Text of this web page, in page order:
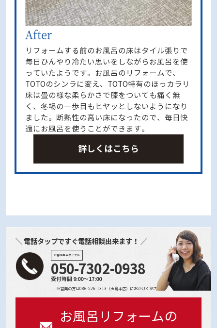
リフォームする前のお風呂の床はタイル張りで
毎日ひんやり冷たい思いをしながらお風呂を使
っていたようです。お風呂のリフォームで、
TOTOのシンラに変え、TOTO特有のほっカラリ
床は畳の様な柔らかさで膝をついても痛く無
く、冬場の一歩目もヒヤッとしないようになり
ました。断熱性の高い床になったので、毎日快
適にお風呂を使うことができます。
詳しくはこちら
＼ 電話タップですぐ電話相談出来ます！ ／
お客様専用ダイヤル
050-7302-0938
受付時間 9:00～17:00
※営業の方は086-526-1313（玉島本店）におかけください
お風呂リフォームの